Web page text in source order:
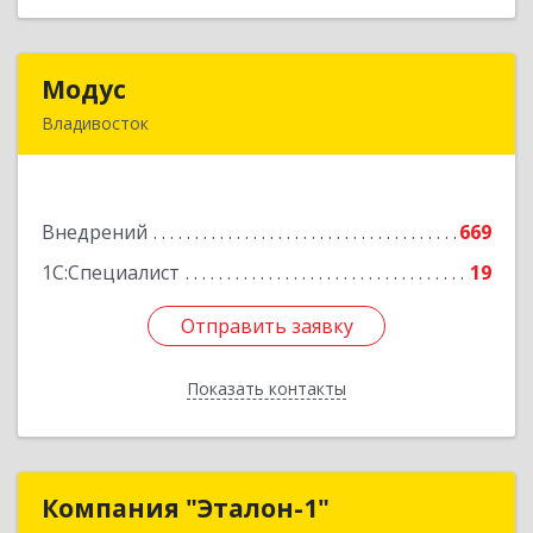
Модус
Владивосток
Внедрений
669
1С:Специалист
19
Отправить заявку
Показать контакты
Подробнее
Отправить заявку
Назад
Компания "Эталон-1"Компания "Эталон-1"